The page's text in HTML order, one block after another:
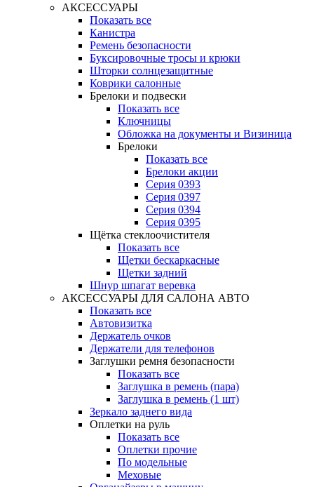
АКСЕССУАРЫ
Показать все
Канистра
Ремень безопасности
Буксировочные тросы и крюки
Шторки солнцезащитные
Коврики салонные
Брелоки и подвески
Показать все
Ключницы
Обложка на документы и Визиница
Брелоки
Показать все
Брелоки акции
Серия 0393
Серия 0397
Серия 0394
Серия 0395
Щётка стеклоочистителя
Показать все
Щетки бескаркасные
Щетки задний
Шнур шпагат веревка
АКСЕССУАРЫ ДЛЯ САЛОНА АВТО
Показать все
Автовизитка
Держатель очков
Держатели для телефонов
Заглушки ремня безопасности
Показать все
Заглушка в ремень (пара)
Заглушка в ремень (1 шт)
Зеркало заднего вида
Оплетки на руль
Показать все
Оплетки прочиe
По модельные
Меховые